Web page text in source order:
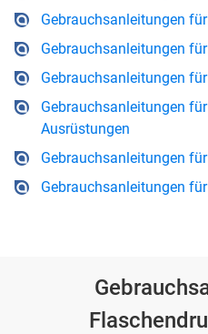
Gebrauchsanleitungen
Gebrauchsanleitungen
Gebrauchsanleitungen
Gebrauchsanleitungen
Ausrüstungen
Gebrauchsanleitungen
Gebrauchsanleitungen